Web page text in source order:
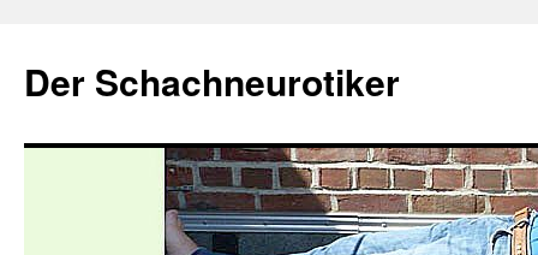
springen
Der Schachneurotiker